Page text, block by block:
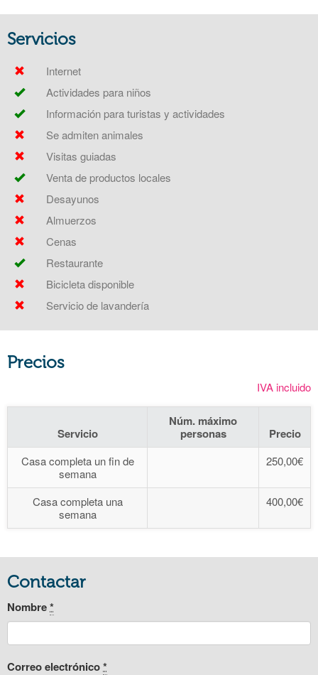
Servicios
Internet
Actividades para niños
Información para turistas y actividades
Se admiten animales
Visitas guiadas
Venta de productos locales
Desayunos
Almuerzos
Cenas
Restaurante
Bicicleta disponible
Servicio de lavandería
Precios
IVA incluido
Servicio
Núm. máximo
personas
Precio
Casa completa un fin de
semana
250,00€
Casa completa una
semana
400,00€
Contactar
Nombre*
Correo electrónico*